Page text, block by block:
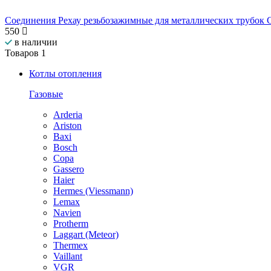
Соединения Рехау резьбозажимные для металлических трубок
550
в наличии
Товаров 1
Котлы отопления
Газовые
Arderia
Ariston
Baxi
Bosch
Copa
Gassero
Haier
Hermes (Viessmann)
Lemax
Navien
Protherm
Laggart (Meteor)
Thermex
Vaillant
VGR